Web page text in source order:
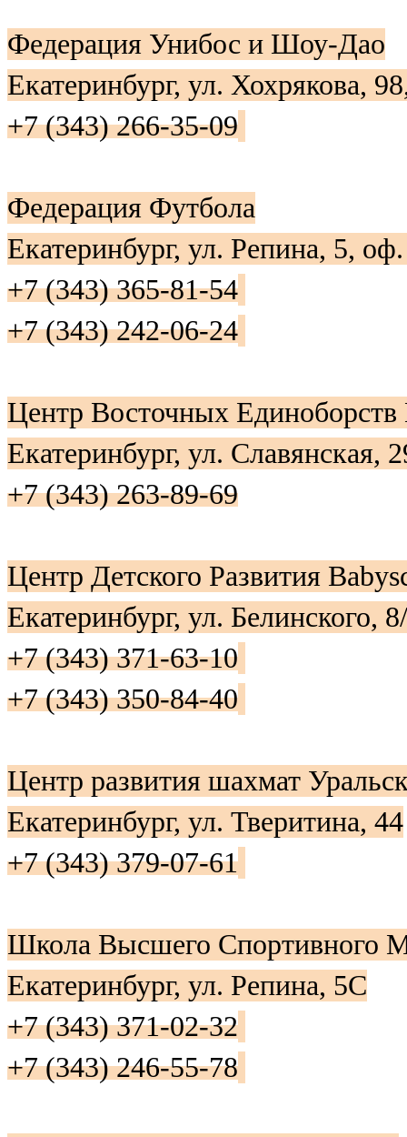
Федерация Унибос и Шоу-Дао
Екатеринбург, ул. Хохрякова,
+7 (343) 266-35-09
Федерация Футбола
Екатеринбург, ул. Репина, 5,
+7 (343) 365-81-54
+7 (343) 242-06-24
Центр Восточных
Екатеринбург, ул. Славянская,
+7 (343) 263-89-69
Центр Детского Развития
Екатеринбург, ул. Белинского,
+7 (343) 371-63-10
+7 (343) 350-84-40
Центр развития шахмат
Екатеринбург, ул. Тверитина, 44
+7 (343) 379-07-61
Школа Высшего Спортивного
Екатеринбург, ул. Репина, 5С
+7 (343) 371-02-32
+7 (343) 246-55-78